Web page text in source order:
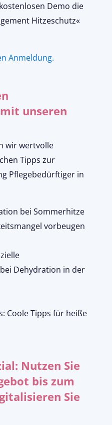
Demo die
Hitzeschutz«
Anmeldung.
unseren
wir wertvolle
Tipps zur
Pflegebedürftiger in
bei Sommerhitze
vorbeugen
Dehydration in der
Coole Tipps für heiße
Nutzen Sie
bis zum
Sie